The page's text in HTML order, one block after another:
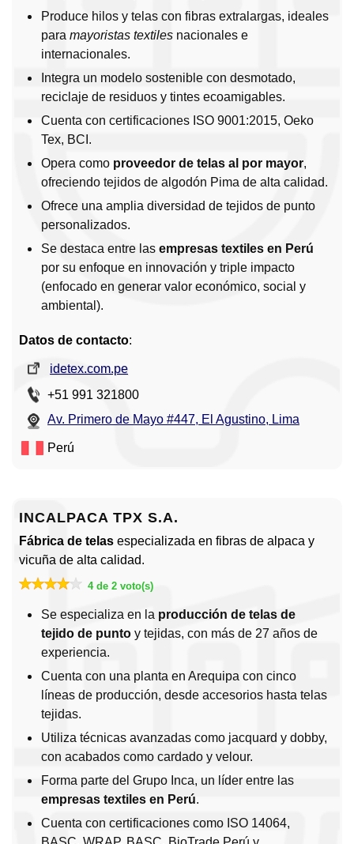
Produce hilos y telas con fibras extralargas, ideales
para mayoristas textiles nacionales e
internacionales.
Integra un modelo sostenible con desmotado,
reciclaje de residuos y tintes ecoamigables.
Cuenta con certificaciones ISO 9001:2015, Oeko
Tex, BCI.
Opera como proveedor de telas al por mayor,
ofreciendo tejidos de algodón Pima de alta calidad.
Ofrece una amplia diversidad de tejidos de punto
personalizados.
Se destaca entre las empresas textiles en Perú
por su enfoque en innovación y triple impacto
(enfocado en generar valor económico, social y
ambiental).
Datos de contacto:
idetex.com.pe
+51 991 321800
Av. Primero de Mayo #447, El Agustino, Lima
Perú
INCALPACA TPX S.A.
Fábrica de telas especializada en fibras de alpaca y
vicuña de alta calidad.
4 de 2 voto(s)
Se especializa en la producción de telas de
tejido de punto y tejidas, con más de 27 años de
experiencia.
Cuenta con una planta en Arequipa con cinco
líneas de producción, desde accesorios hasta telas
tejidas.
Utiliza técnicas avanzadas como jacquard y dobby,
con acabados como cardado y velour.
Forma parte del Grupo Inca, un líder entre las
empresas textiles en Perú.
Cuenta con certificaciones como ISO 14064,